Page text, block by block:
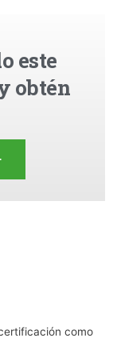
como
este
obtén